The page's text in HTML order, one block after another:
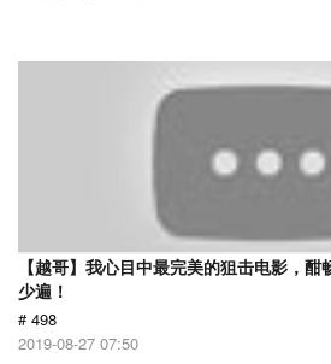
【越哥】我心目中最完美的狙击电影，
少遍！
# 498
2019-08-27 07:50